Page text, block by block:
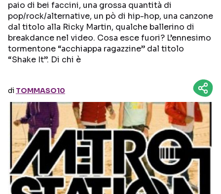
Seguici sui social
paio di bei faccini, una grossa quantità di
pop/rock/alternative, un pò di hip-hop, una canzone
dal titolo alla Ricky Martin, qualche ballerino di
breakdance nel video. Cosa esce fuori? L’ennesimo
tormentone “acchiappa ragazzine” dal titolo
“Shake It”. Di chi è
di TOMMASO10